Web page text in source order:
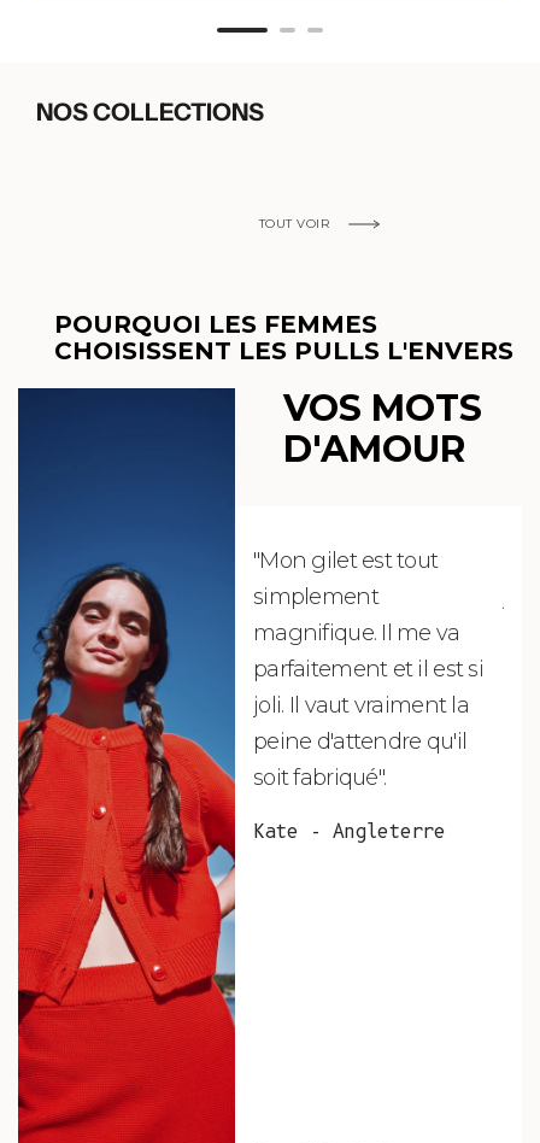
NOS COLLECTIONS
TOUT VOIR
POURQUOI LES FEMMES
CHOISISSENT LES PULLS L'ENVERS
VOS MOTS
D'AMOUR
"Mon gilet est tout
simplement
magnifique. Il me va
parfaitement et il est si
joli. Il vaut vraiment la
peine d'attendre qu'il
soit fabriqué".
Kate - Angleterre